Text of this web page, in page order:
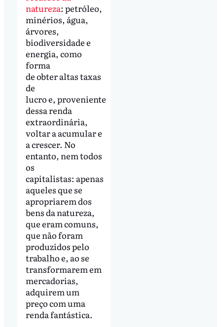
natureza: petróleo,
minérios, água,
árvores,
biodiversidade e
energia, como
forma
de obter altas taxas
de
lucro e, proveniente
dessa renda
extraordinária,
voltar a acumular e
a crescer. No
entanto, nem todos
os
capitalistas: apenas
aqueles que se
apropriarem dos
bens da natureza,
que eram comuns,
que não foram
produzidos pelo
trabalho e, ao se
transformarem em
mercadorias,
adquirem um
preço com uma
renda fantástica.